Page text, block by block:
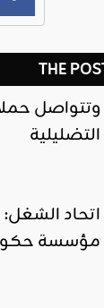
THE
التضليلية
اتحاد
مؤسسة